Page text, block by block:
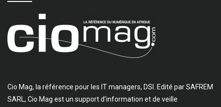
Cio Mag, la référence pour les IT managers, DSI. Edité par SAFREM
SARL, Cio Mag est un support d’information et de veille